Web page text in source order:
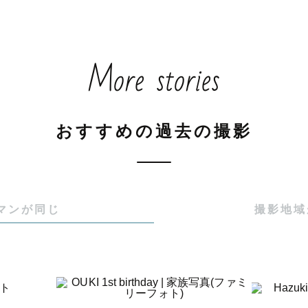
More stories
おすすめの過去の撮影
ンが同じ 撮影地